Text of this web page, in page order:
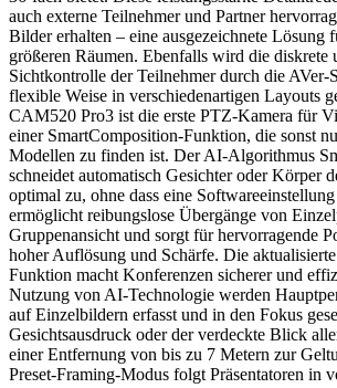
auch externe Teilnehmer und Partner
Bilder erhalten – eine ausgezeichnete Lösung
größeren Räumen. Ebenfalls wird die diskrete
Sichtkontrolle der Teilnehmer durch die AVer-
flexible Weise in verschiedenartigen Layouts
CAM520 Pro3 ist die erste PTZ-Kamera für
einer SmartComposition-Funktion, die sonst
Modellen zu finden ist. Der AI-Algorithmus
schneidet automatisch Gesichter oder Körper
optimal zu, ohne dass eine
ermöglicht reibungslose Übergänge von
Gruppenansicht und sorgt für hervorragende
hoher Auflösung und Schärfe. Die
Funktion macht Konferenzen sicherer und
Nutzung von AI-Technologie werden
auf Einzelbildern erfasst und in den Fokus
Gesichtsausdruck oder der verdeckte Blick
einer Entfernung von bis zu 7 Metern zur
Preset-Framing-Modus folgt Präsentatoren in